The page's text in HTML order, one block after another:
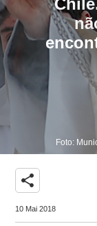
Foto:
share
10 Mai 2018